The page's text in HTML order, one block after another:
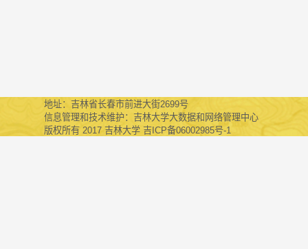
地址：吉林省长春市前进大街2699号
信息管理和技术维护：吉林大学大数据和网络管理中心
版权所有 2017 吉林大学 吉ICP备06002985号-1